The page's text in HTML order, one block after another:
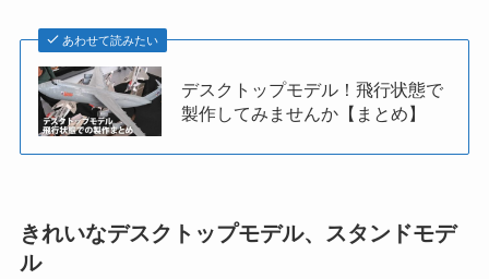
あわせて読みたい
デスクトップモデル！飛行状態で
製作してみませんか【まとめ】
きれいなデスクトップモデル、スタンドモデ
ル